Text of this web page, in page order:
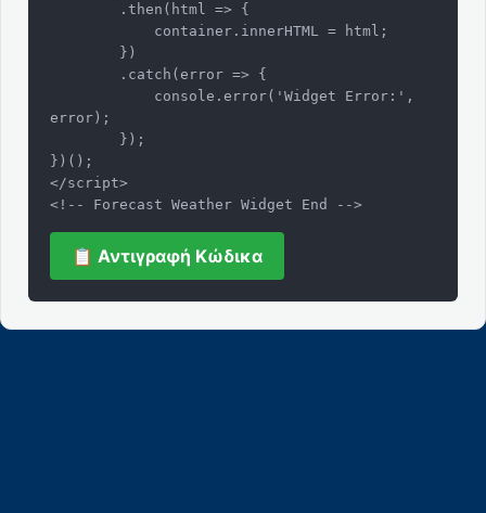
error);
})();
</script>
<!-- Forecast Weather Widget End -->
📋 Αντιγραφή Κώδικα